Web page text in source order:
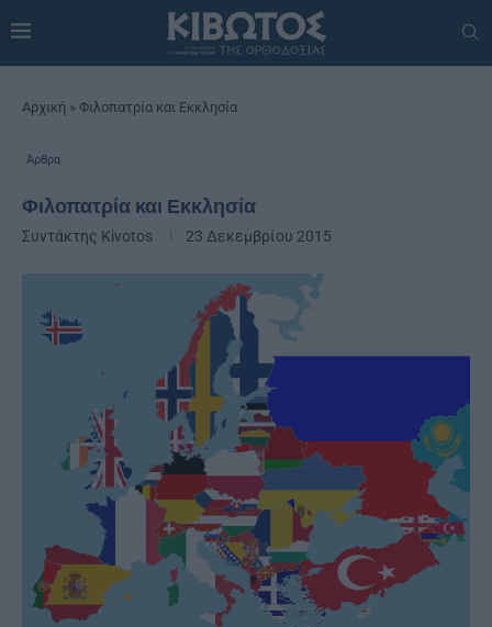
Αρχική » Φιλοπατρία και Εκκλησία
Άρθρα
Φιλοπατρία και Εκκλησία
Συντάκτης Kivotos 23 Δεκεμβρίου 2015